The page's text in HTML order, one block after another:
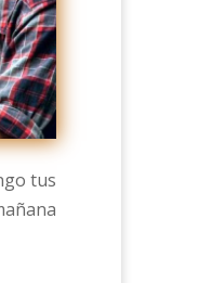
tus